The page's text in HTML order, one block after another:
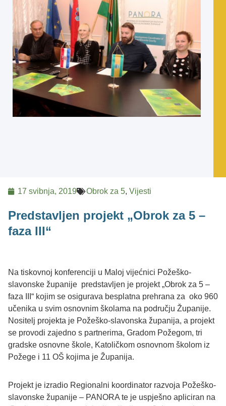
17 svibnja, 2019 Obrok za 5, Vijesti
Predstavljen projekt „Obrok za 5 –
faza III“
Na tiskovnoj konferenciji u Maloj vijećnici Požeško-
slavonske županije predstavljen je projekt „Obrok za 5 –
faza III“ kojim se osigurava besplatna prehrana za oko 960
učenika u svim osnovnim školama na području Županije.
Nositelj projekta je Požeško-slavonska županija, a projekt
se provodi zajedno s partnerima, Gradom Požegom, tri
gradske osnovne škole, Katoličkom osnovnom školom iz
Požege i 11 OŠ kojima je Županija.
Projekt je izradio Regionalni koordinator razvoja Požeško-
slavonske županije – PANORA te je uspješno apliciran na